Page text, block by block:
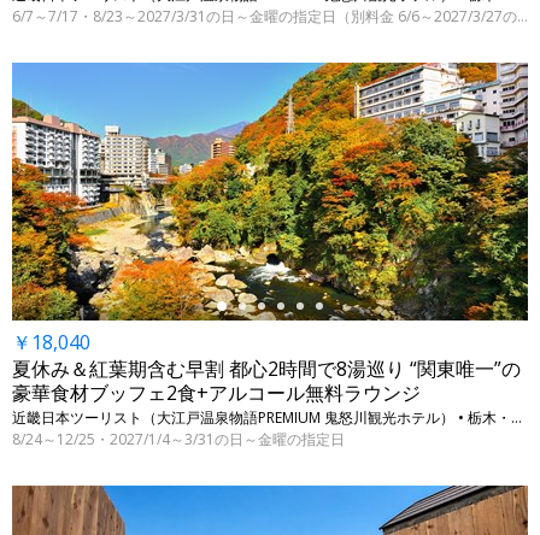
6/7～7/17・8/23～2027/3/31の日～金曜の指定日（別料金 6/6～2027/3/27の指定日）
←
￥18,040
夏休み＆紅葉期含む早割 都心2時間で8湯巡り “関東唯一”の
豪華食材ブッフェ2食+アルコール無料ラウンジ
近畿日本ツーリスト（大江戸温泉物語PREMIUM 鬼怒川観光ホテル） • 栃木・日光（鬼怒川温泉）
8/24～12/25・2027/1/4～3/31の日～金曜の指定日